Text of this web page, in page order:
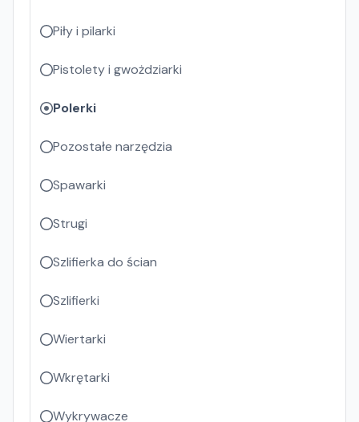
Piły i pilarki
Pistolety i gwożdziarki
Polerki
Pozostałe narzędzia
Spawarki
Strugi
Szlifierka do ścian
Szlifierki
Wiertarki
Wkrętarki
Wykrywacze